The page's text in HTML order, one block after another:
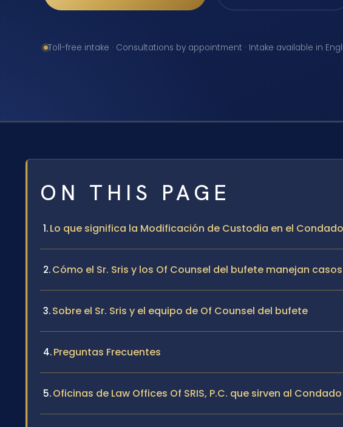
Toll-free intake · Consultations by appointment · Intake available in
ON THIS PAGE
Lo que significa la Modificación de Custodia en el
Cómo el Sr. Sris y los Of Counsel del bufete manejan
Sobre el Sr. Sris y el equipo de Of Counsel del bufete
Preguntas Frecuentes
Oficinas de Law Offices Of SRIS, P.C. que sirven al